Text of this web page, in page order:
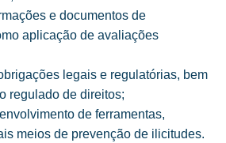
e documentos de
aplicação de avaliações
legais e regulatórias, bem
regulado de direitos;
de ferramentas,
meios de prevenção de ilicitudes.